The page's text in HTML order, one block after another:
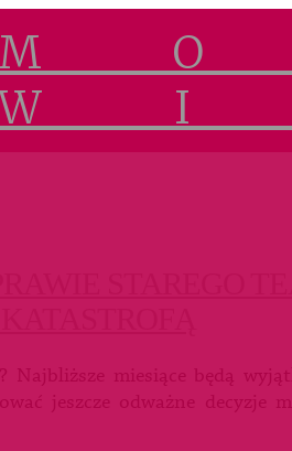
STAREGO
Najbliższe miesiące będą
jeszcze odważne decyzje